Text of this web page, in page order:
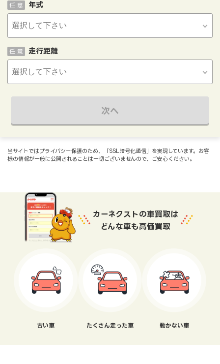
年式
任 意
走行距離
任 意
次へ
当サイトではプライバシー保護のため、「SSL暗号化通信」を実現しています。お客
様の情報が一般に公開されることは一切ございませんので、ご安心ください。
カーネクストの車買取は
どんな車も高価買取
古い車 たくさん走った車 動かない車